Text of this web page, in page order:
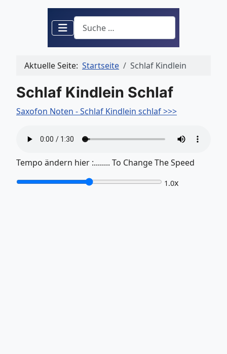
Suchen
Aktuelle Seite: Startseite Schlaf Kindlein
Schlaf Kindlein Schlaf
Saxofon Noten - Schlaf Kindlein schlaf >>>
Tempo ändern hier :........ To Change The Speed
1.0x